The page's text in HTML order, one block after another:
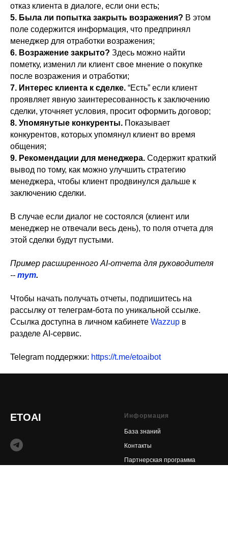
отказ клиента в диалоге, если они есть;
5. Была ли попытка закрыть возражения? В этом
поле содержится информация, что предпринял
менеджер для отработки возражения;
6. Возражение закрыто? Здесь можно найти
пометку, изменил ли клиент свое мнение о покупке
после возражения и отработки;
7. Интерес клиента к сделке. “Есть” если клиент
проявляет явную заинтересованность к заключению
сделки, уточняет условия, просит оформить договор;
8. Упомянутые конкуренты. Показывает
конкурентов, которых упомянул клиент во время
общения;
9. Рекомендации для менеджера. Содержит краткий
вывод по тому, как можно улучшить стратегию
менеджера, чтобы клиент продвинулся дальше к
заключению сделки.
В случае если диалог не состоялся (клиент или
менеджер не отвечали весь день), то поля отчета для
этой сделки будут пустыми.
Пример расширенного AI-отчета для руководителя
-- тут.
Чтобы начать получать отчеты, подпишитесь на
рассылку от телеграм-бота по уникальной ссылке.
Ссылка доступна в личном кабинете Wazzup в
разделе AI-сервис.
Telegram поддержки: https://t.me/etoaibot
ETOAI Информация
База знаний
Контакты
Партнерская программа